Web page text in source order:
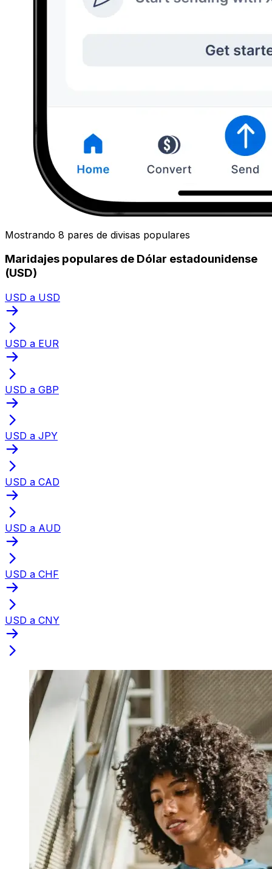
Mostrando 8 pares de divisas populares
Maridajes populares de Dólar estadounidense
(USD)
USD a USD
USD a EUR
USD a GBP
USD a JPY
USD a CAD
USD a AUD
USD a CHF
USD a CNY